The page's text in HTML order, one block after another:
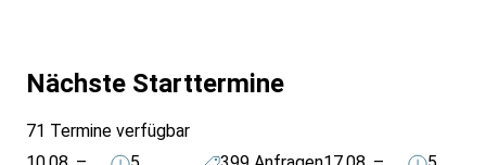
Nächste Starttermine
71 Termine verfügbar